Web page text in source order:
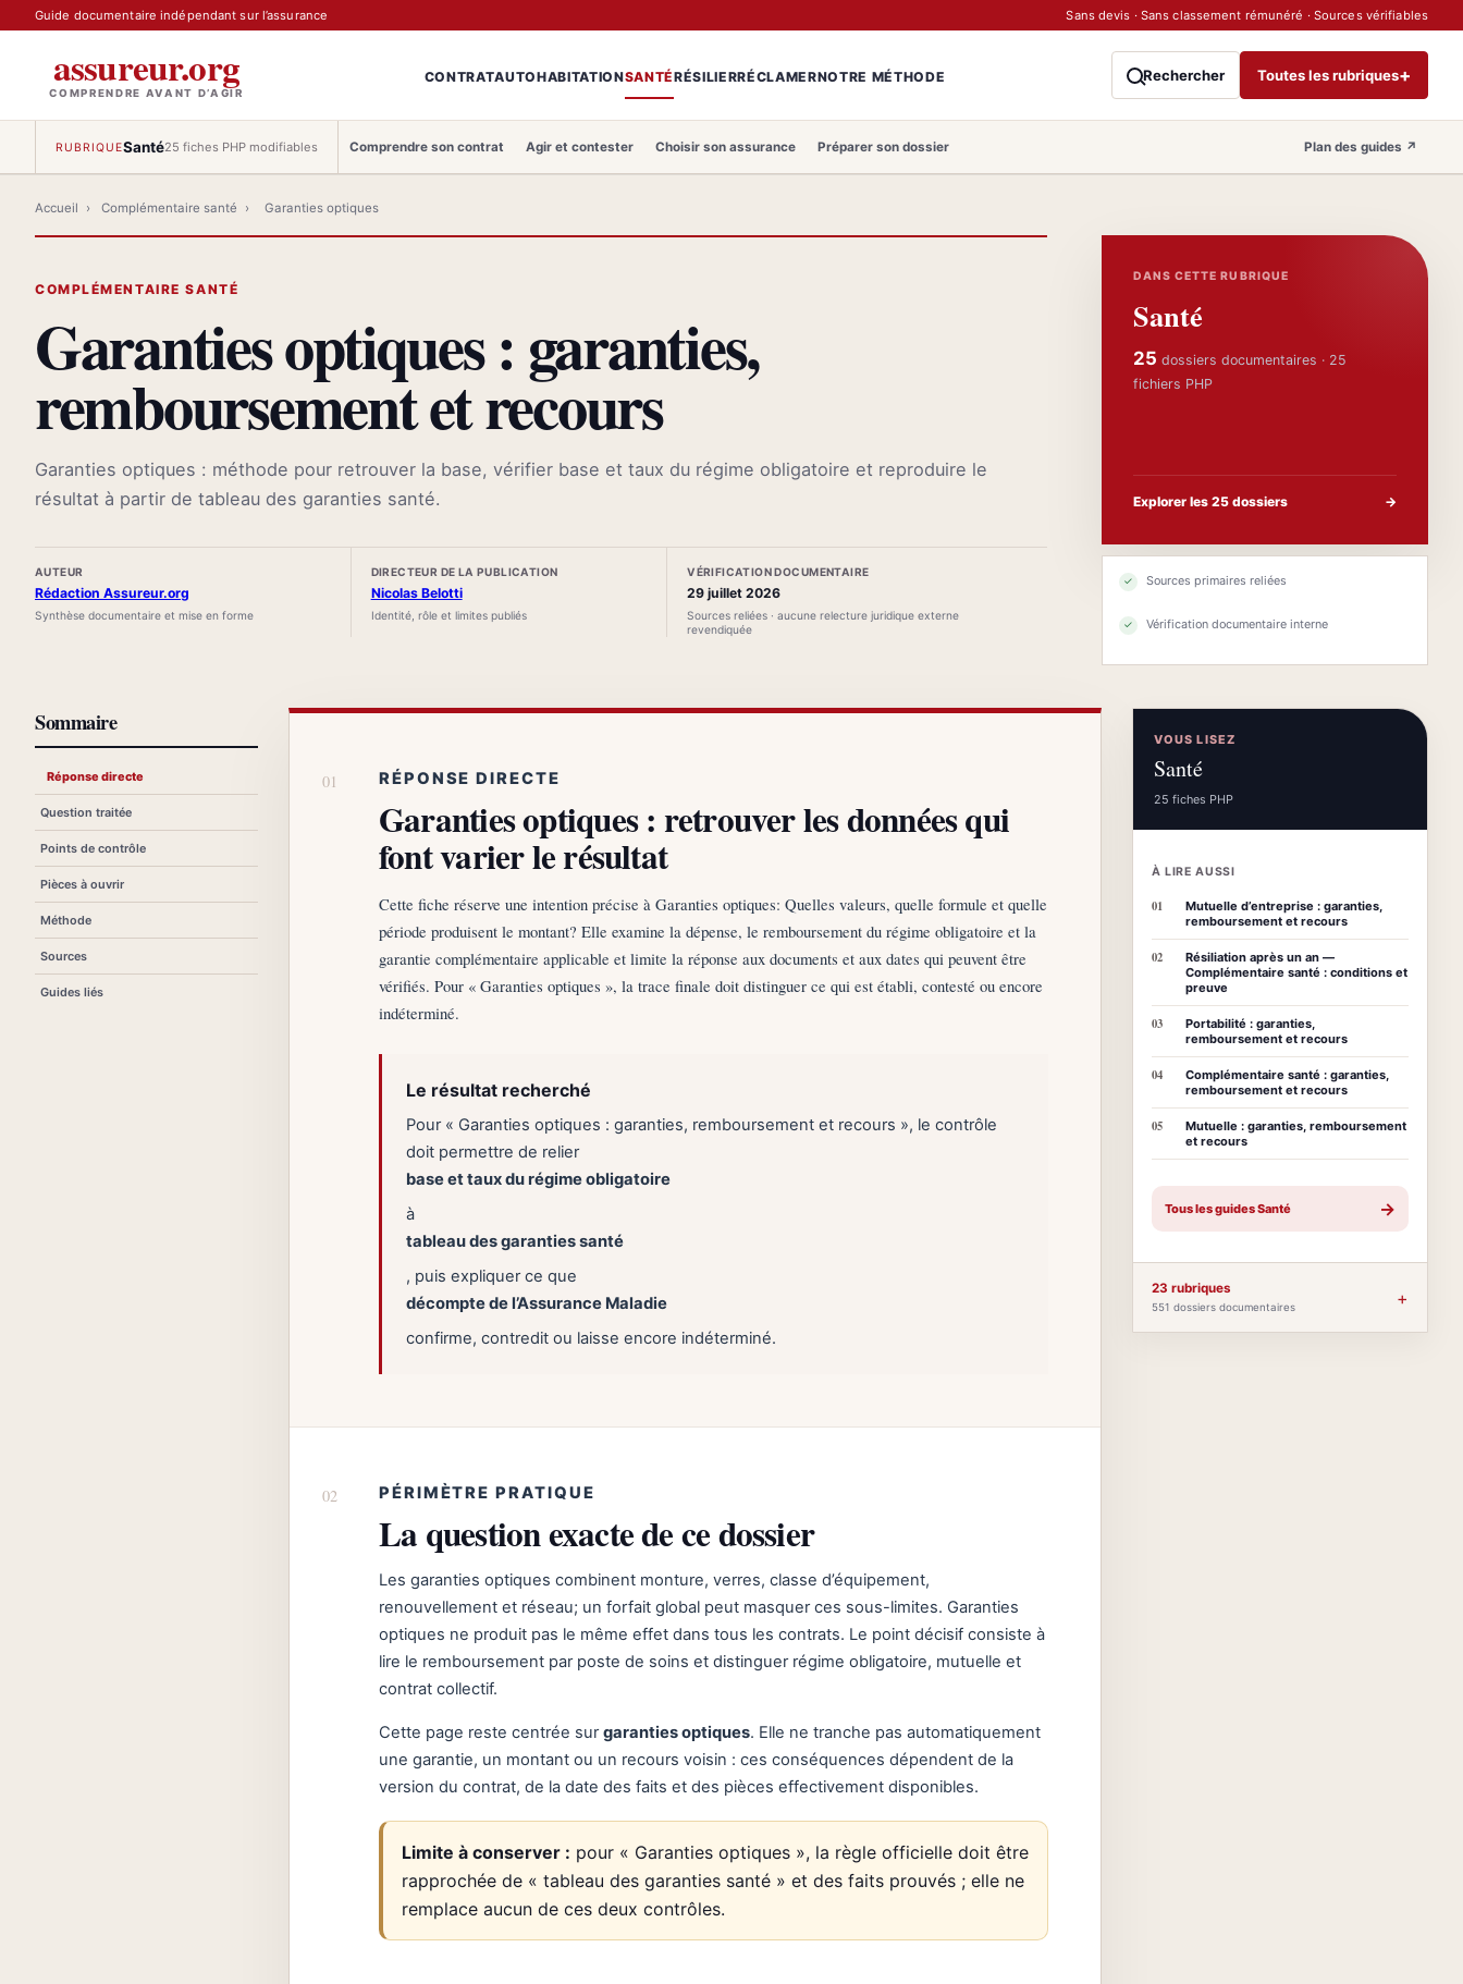
Guide documentaire indépendant sur l’assurance Sans devis · Sans classement rémunéré · Sources vérifiables
assureur.org
COMPRENDRE AVANT D’AGIR
CONTRATAUTOHABITATIONSANTÉRÉSILIERRÉCLAMERNOTRE MÉTHODE Rechercher Toutes les rubriques+
RUBRIQUESanté25 fiches PHP modifiables Comprendre son contrat Agir et contester Choisir son assurance Préparer son dossier Plan des guides ↗
Accueil › Complémentaire santé › Garanties optiques
COMPLÉMENTAIRE SANTÉ
Garanties optiques : garanties,
remboursement et recours
Garanties optiques : méthode pour retrouver la base, vérifier base et taux du régime obligatoire et reproduire le
résultat à partir de tableau des garanties santé.
AUTEUR
Rédaction Assureur.org
Synthèse documentaire et mise en forme
DIRECTEUR DE LA PUBLICATION
Nicolas Belotti
Identité, rôle et limites publiés
VÉRIFICATION DOCUMENTAIRE
29 juillet 2026
Sources reliées · aucune relecture juridique externe
revendiquée
DANS CETTE RUBRIQUE
Santé
25 dossiers documentaires · 25
fichiers PHP
Explorer les 25 dossiers →
✓ Sources primaires reliées
✓ Vérification documentaire interne
Sommaire
Réponse directe
Question traitée
Points de contrôle
Pièces à ouvrir
Méthode
Sources
Guides liés
RÉPONSE DIRECTE
Garanties optiques : retrouver les données qui
font varier le résultat
Cette fiche réserve une intention précise à Garanties optiques: Quelles valeurs, quelle formule et quelle
période produisent le montant? Elle examine la dépense, le remboursement du régime obligatoire et la
garantie complémentaire applicable et limite la réponse aux documents et aux dates qui peuvent être
vérifiés. Pour « Garanties optiques », la trace finale doit distinguer ce qui est établi, contesté ou encore
indéterminé.
Le résultat recherché
Pour « Garanties optiques : garanties, remboursement et recours », le contrôle
doit permettre de relier
base et taux du régime obligatoire
à
tableau des garanties santé
, puis expliquer ce que
décompte de l’Assurance Maladie
confirme, contredit ou laisse encore indéterminé.
PÉRIMÈTRE PRATIQUE
La question exacte de ce dossier
Les garanties optiques combinent monture, verres, classe d’équipement,
renouvellement et réseau; un forfait global peut masquer ces sous-limites. Garanties
optiques ne produit pas le même effet dans tous les contrats. Le point décisif consiste à
lire le remboursement par poste de soins et distinguer régime obligatoire, mutuelle et
contrat collectif.
Cette page reste centrée surgaranties optiques. Elle ne tranche pas automatiquement
une garantie, un montant ou un recours voisin : ces conséquences dépendent de la
version du contrat, de la date des faits et des pièces effectivement disponibles.
Limite à conserver : pour « Garanties optiques », la règle officielle doit être
rapprochée de « tableau des garanties santé » et des faits prouvés ; elle ne
remplace aucun de ces deux contrôles.
VOUS LISEZ
Santé
25 fiches PHP
À LIRE AUSSI
01
Mutuelle d’entreprise : garanties,
remboursement et recours
02
Résiliation après un an —
Complémentaire santé : conditions et
preuve
03
Portabilité : garanties,
remboursement et recours
04
Complémentaire santé : garanties,
remboursement et recours
05
Mutuelle : garanties, remboursement
et recours
Tous les guides Santé →
23 rubriques
551 dossiers documentaires +